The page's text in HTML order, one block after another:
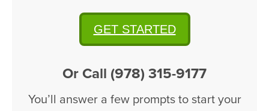
GET STARTED
Or Call (978) 315-9177
You’ll answer a few prompts to start your